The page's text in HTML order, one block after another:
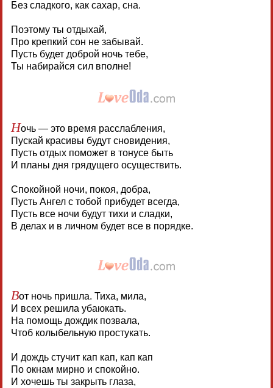
Без сладкого, как сахар, сна.
Поэтому ты отдыхай,
Про крепкий сон не забывай.
Пусть будет доброй ночь тебе,
Ты набирайся сил вполне!
Ночь — это время расслабления,
Пускай красивы будут сновидения,
Пусть отдых поможет в тонусе быть
И планы дня грядущего осуществить.
Спокойной ночи, покоя, добра,
Пусть Ангел с тобой прибудет всегда,
Пусть все ночи будут тихи и сладки,
В делах и в личном будет все в порядке.
Вот ночь пришла. Тиха, мила,
И всех решила убаюкать.
На помощь дождик позвала,
Чтоб колыбельную простукать.
И дождь стучит кап кап, кап кап
По окнам мирно и спокойно.
И хочешь ты закрыть глаза,